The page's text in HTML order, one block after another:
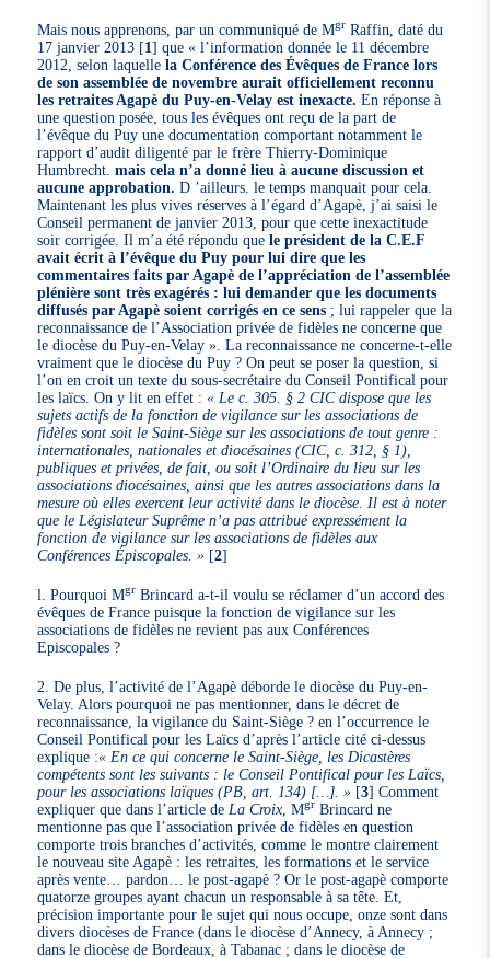
Mais nous apprenons, par un communiqué de Mgr Raffin, daté du
17 janvier 2013 [1] que « l’information donnée le 11 décembre
2012, selon laquellela Conférence des Évêques de France lors
de son assemblée de novembre aurait officiellement reconnu
les retraites Agapè du Puy-en-Velay est inexacte. En réponse à
une question posée, tous les évêques ont reçu de la part de
l’évêque du Puy une documentation comportant notamment le
rapport d’audit diligenté par le frère Thierry-Dominique
Humbrecht.mais cela n’a donné lieu à aucune discussion et
aucune approbation. D ’ailleurs. le temps manquait pour cela.
Maintenant les plus vives réserves à l’égard d’Agapè, j’ai saisi le
Conseil permanent de janvier 2013, pour que cette inexactitude
soir corrigée. Il m’a été répondu quele président de la C.E.F
avait écrit à l’évêque du Puy pour lui dire que les
commentaires faits par Agapè de l’appréciation de l’assemblée
plénière sont très exagérés : lui demander que les documents
diffusés par Agapè soient corrigés en ce sens ; lui rappeler que la
reconnaissance de l’Association privée de fidèles ne concerne que
le diocèse du Puy-en-Velay ». La reconnaissance ne concerne-t-elle
vraiment que le diocèse du Puy ? On peut se poser la question, si
l’on en croit un texte du sous-secrétaire du Conseil Pontifical pour
les laïcs. On y lit en effet :« Le c. 305. § 2 CIC dispose que les
sujets actifs de la fonction de vigilance sur les associations de
fidèles sont soit le Saint-Siège sur les associations de tout genre :
internationales, nationales et diocésaines (CIC, c. 312, § 1),
publiques et privées, de fait, ou soit l’Ordinaire du lieu sur les
associations diocésaines, ainsi que les autres associations dans la
mesure où elles exercent leur activité dans le diocèse. Il est à noter
que le Législateur Suprême n’a pas attribué expressément la
fonction de vigilance sur les associations de fidèles aux
Conférences Épiscopales. » [2]
l. Pourquoi Mgr Brincard a-t-il voulu se réclamer d’un accord des
évêques de France puisque la fonction de vigilance sur les
associations de fidèles ne revient pas aux Conférences
Episcopales ?
2. De plus, l’activité de l’Agapè déborde le diocèse du Puy-en-
Velay. Alors pourquoi ne pas mentionner, dans le décret de
reconnaissance, la vigilance du Saint-Siège ? en l’occurrence le
Conseil Pontifical pour les Laïcs d’après l’article cité ci-dessus
explique :« En ce qui concerne le Saint-Siège, les Dicastères
compétents sont les suivants : le Conseil Pontifical pour les Laïcs,
pour les associations laïques (PB, art. 134) […]. » [3] Comment
expliquer que dans l’article de La Croix , Mgr Brincard ne
mentionne pas que l’association privée de fidèles en question
comporte trois branches d’activités, comme le montre clairement
le nouveau site Agapè : les retraites, les formations et le service
après vente… pardon… le post-agapè ? Or le post-agapè comporte
quatorze groupes ayant chacun un responsable à sa tête. Et,
précision importante pour le sujet qui nous occupe, onze sont dans
divers diocèses de France (dans le diocèse d’Annecy, à Annecy ;
dans le diocèse de Bordeaux, à Tabanac ; dans le diocèse de